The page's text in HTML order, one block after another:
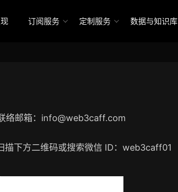
订阅服务 定制服务 数据与知识库
络邮箱： info@web3caff.com
描下方二维码或搜索微信 ID：web3caff01